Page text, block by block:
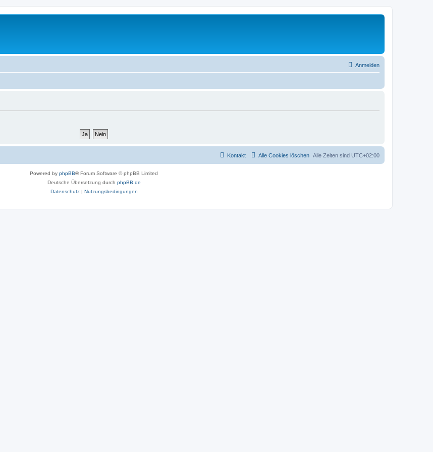
Anmelden
Alle Zeiten sind UTC+02:00
Alle Cookies löschen
Kontakt
Powered by phpBB® Forum Software © phpBB Limited
Deutsche Übersetzung durch phpBB.de
Datenschutz| Nutzungsbedingungen